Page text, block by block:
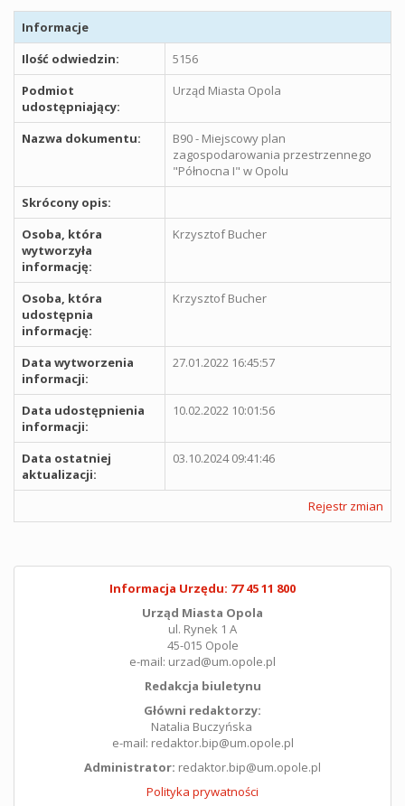
Informacje
Ilość odwiedzin:
5156
Podmiot
udostępniający:
Urząd Miasta Opola
Nazwa dokumentu:
B90 - Miejscowy plan
zagospodarowania przestrzennego
"Północna I" w Opolu
Skrócony opis:
Osoba, która
wytworzyła
informację:
Krzysztof Bucher
Osoba, która
udostępnia
informację:
Krzysztof Bucher
Data wytworzenia
informacji:
27.01.2022 16:45:57
Data udostępnienia
informacji:
10.02.2022 10:01:56
Data ostatniej
aktualizacji:
03.10.2024 09:41:46
Rejestr zmian
Informacja Urzędu: 77 45 11 800
Urząd Miasta Opola
ul. Rynek 1 A
45-015 Opole
e-mail: urzad@um.opole.pl
Redakcja biuletynu
Główni redaktorzy:
Natalia Buczyńska
e-mail: redaktor.bip@um.opole.pl
Administrator: redaktor.bip@um.opole.pl
Polityka prywatności